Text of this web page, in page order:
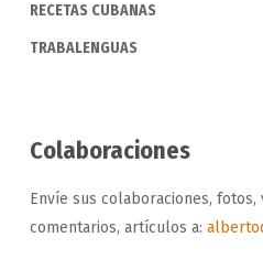
RECETAS CUBANAS
TRABALENGUAS
Colaboraciones
Envíe sus colaboraciones, fotos,
comentarios, artículos a: